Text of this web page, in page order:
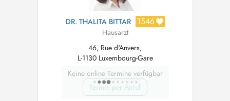
DR. THALITA BITTAR 1546
Hausarzt
46, Rue d'Anvers,
L-1130 Luxembourg-Gare
Keine online Termine verfügbar
Termin per Anruf